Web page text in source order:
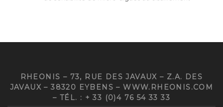
RHEONIS – 73, RUE DES JAVAUX – Z.A. DES
JAVAUX – 38320 EYBENS – WWW.RHEONIS.COM
– TÉL. : + 33 (0)4 76 54 33 33